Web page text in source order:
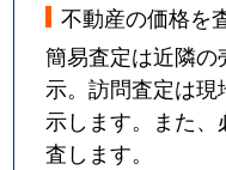
不動産の価格を
簡易査定は近隣
示。訪問査定は
示します。また
査します。